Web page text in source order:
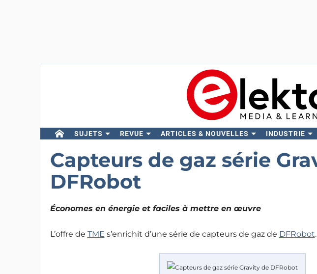
SUJETS REVUE ARTICLES & NOUVELLES INDUSTRIE
Capteurs de gaz série
DFRobot
Économes en énergie et faciles à mettre en œuvre
L’offre de TME s’enrichit d’une série de capteurs de gaz de DFRobot.